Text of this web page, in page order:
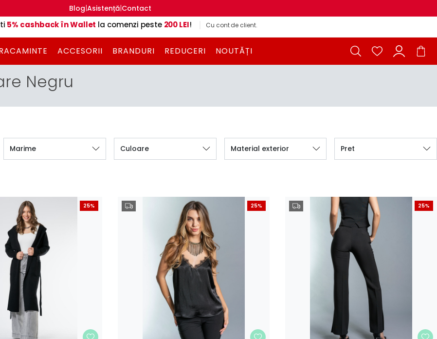
Blog|Asistență|Contact
5% cashback în Wallet la comenzi peste 200 LEI! Cu cont de client.
ACCESORII BRANDURI REDUCERI NOUTĂȚI
Negru
Marime Culoare Material exterior Pret
25% 25% 25%